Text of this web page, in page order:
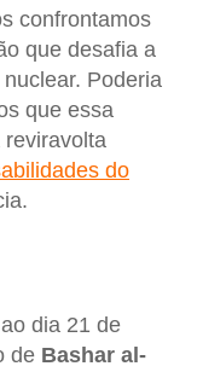
confrontamos
que desafia a
Poderia
que essa
do
dia 21 de
de Bashar al-